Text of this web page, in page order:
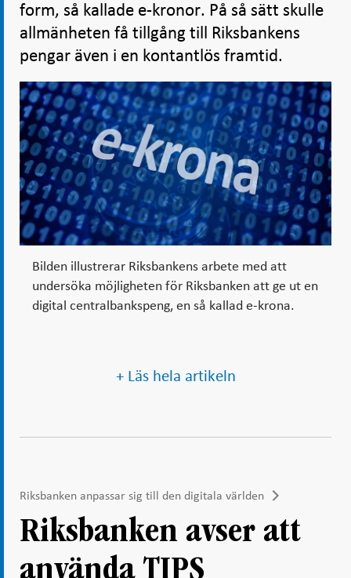
form, så kallade e-kronor. På så sätt skulle
allmänheten få tillgång till Riksbankens
pengar även i en kontantlös framtid.
Bilden illustrerar Riksbankens arbete med att
undersöka möjligheten för Riksbanken att ge ut en
digital centralbankspeng, en så kallad e-krona.
+ Läs hela artikeln
Riksbanken anpassar sig till den digitala världen
Riksbanken avser att
använda TIPS